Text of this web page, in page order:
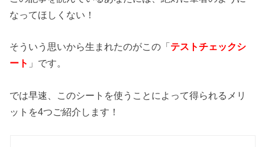
なってほしくない！
そういう思いから生まれたのがこの「 テストチェックシ
ート 」です。
では早速、このシートを使うことによって得られるメリ
ットを4つご紹介します！